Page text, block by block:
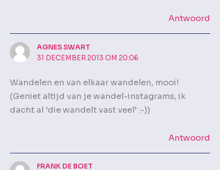
Antwoord
AGNES SWART
31 DECEMBER 2013 OM 20:06
Wandelen en van elkaar wandelen, mooi!
(Geniet altijd van je wandel-instagrams, ik
dacht al ‘die wandelt vast veel’ :-))
Antwoord
FRANK DE BOET